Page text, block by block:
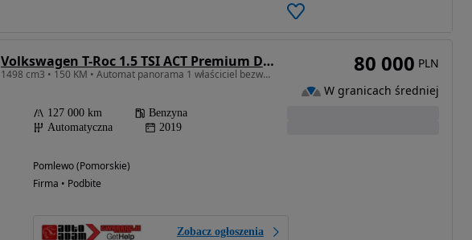
Volkswagen T-Roc 1.5 TSI ACT Premium DSG
1498 cm3 • 150 KM • Automat panorama 1 właściciel bezwypadkowy jak nowy bogata opcja acc
127 000 km
Benzyna
Automatyczna
2019
Pomlewo (Pomorskie)
Firma • Podbite
Zobacz ogłoszenia
80 000 PLN
W granicach średniej